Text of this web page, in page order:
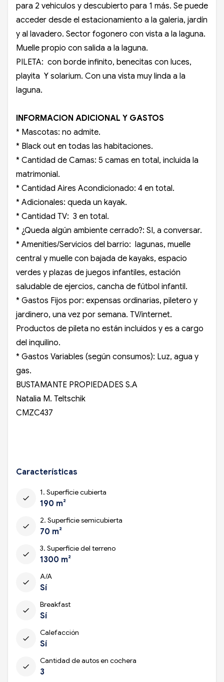
para 2 vehiculos y descubierto para 1 más. Se puede
acceder desde el estacionamiento a la galeria, jardín
y al lavadero. Sector fogonero con vista a la laguna.
Muelle propio con salida a la laguna.
PILETA: con borde infinito, benecitas con luces,
playita Y solarium. Con una vista muy linda a la
laguna.
INFORMACION ADICIONAL Y GASTOS
* Mascotas: no admite.
* Black out en todas las habitaciones.
* Cantidad de Camas: 5 camas en total, incluida la
matrimonial.
* Cantidad Aires Acondicionado: 4 en total.
* Adicionales: queda un kayak.
* Cantidad TV: 3 en total.
* ¿Queda algún ambiente cerrado?: SI, a conversar.
* Amenities/Servicios del barrio: lagunas, muelle
central y muelle con bajada de kayaks, espacio
verdes y plazas de juegos infantiles, estación
saludable de ejercios, cancha de fútbol infantil.
* Gastos Fijos por: expensas ordinarias, piletero y
jardinero, una vez por semana. TV/internet.
Productos de pileta no están incluidos y es a cargo
del inquilino.
* Gastos Variables (según consumos): Luz, agua y
gas.
BUSTAMANTE PROPIEDADES S.A
Natalia M. Teltschik
CMZC437
Características
check
1. Superficie cubierta
190 m²
check
2. Superficie semicubierta
70 m²
check
3. Superficie del terreno
1300 m²
check
A/A
Sí
check
Breakfast
Sí
check
Calefacción
Sí
check
Cantidad de autos en cochera
3